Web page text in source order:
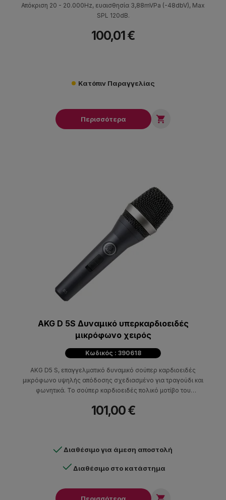
Απόκριση 20 - 20.000Hz, ευαισθησία 3,88mVPa (-48dbV), Max
SPL 120dB.
100,01 €
Κατόπιν Παραγγελίας
Περισσότερα 
AKG D 5S Δυναμικό υπερκαρδιοειδές
μικρόφωνο χειρός
Κωδικός : 390618
AKG D5 S, επαγγελματικό δυναμικό σούπερ καρδιοειδές
μικρόφωνο υψηλής απόδοσης σχεδιασμένο για τραγούδι και
φωνητικά. Το σούπερ καρδιοειδές πολικό μοτίβο του
φαινόμενα "επιστροφής" και ήχων από το περιβάλλον, ακόμα και
101,00 €
Διαθέσιμο για άμεση αποστολή
Διαθέσιμο στο κατάστημα
Περισσότερα